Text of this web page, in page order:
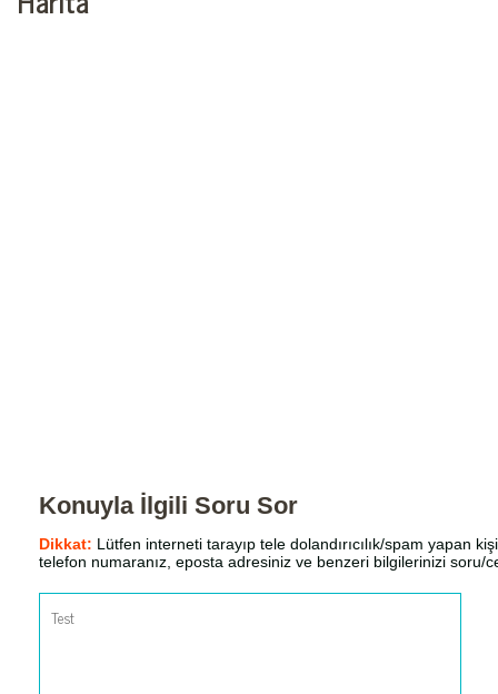
Konuyla İlgili Soru Sor
Dikkat: Lütfen interneti tarayıp tele dolandırıcılık/spam yapan
telefon numaranız, eposta adresiniz ve benzeri bilgilerinizi soru/